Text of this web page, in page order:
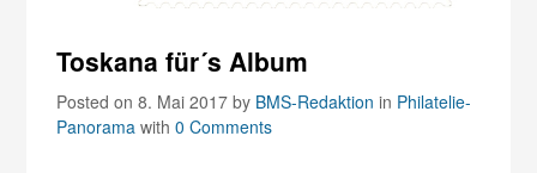
Toskana für´s Album
Posted on 8. Mai 2017by BMS-Redaktion in Philatelie-
Panorama with0 Comments